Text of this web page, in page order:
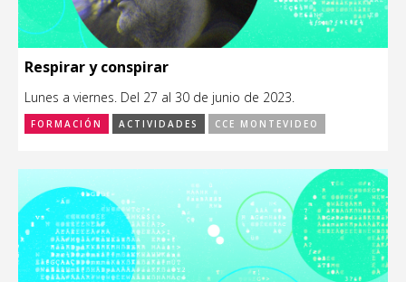
Respirar y conspirar
Lunes a viernes. Del 27 al 30 de junio de 2023.
FORMACIÓN ACTIVIDADES CCE MONTEVIDEO